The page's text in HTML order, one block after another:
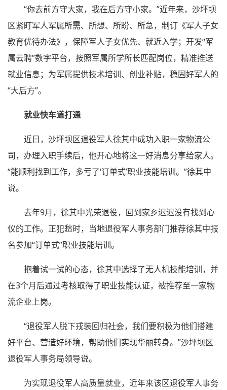
“你去前方守大家，我在后方守小家。”近年来，沙坪坝
区紧盯军人军属所需、所想、所盼、所急，制订《军人子女
教育优待办法》，保障军人子女优先、就近入学；开发“军
属云聘”数字平台，按照军属所学所长匹配岗位，精准推送
就业信息；为军属提供技术培训、创业补贴，稳固好军人的
“大后方”。
就业快车道打通
近日，沙坪坝区退役军人徐其中成功入职一家物流公
司，办理入职手续后，他开心地将这一好消息分享给家人。
“能顺利找到工作，多亏了‘订单式’职业技能培训。”徐其中
说。
去年9月，徐其中光荣退役，回到家乡迟迟没有找到心
仪的工作。正犯愁时，当地退役军人事务部门推荐徐其中报
名参加“订单式”职业技能培训。
抱着试一试的心态，徐其中选择了无人机技能培训，并
在3个月后通过考核取得了职业技能认证，被推荐至一家物
流企业上岗。
“退役军人脱下戎装回归社会，我们要积极为他们搭建
好平台、营造好环境，帮助他们实现华丽转身。”沙坪坝区
退役军人事务局领导说。
为实现退役军人高质量就业，近年来该区退役军人事务